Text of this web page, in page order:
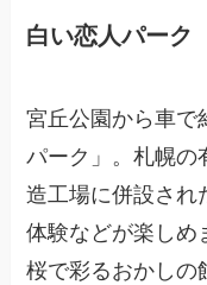
白い恋人パーク
宮丘公園から車で
パーク」。札幌の
造工場に併設され
体験などが楽しめ
桜で彩るおかしの